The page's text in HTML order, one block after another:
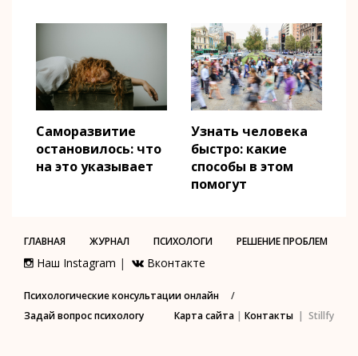
Саморазвитие
остановилось: что
на это указывает
Узнать человека
быстро: какие
способы в этом
помогут
ГЛАВНАЯ ЖУРНАЛ ПСИХОЛОГИ РЕШЕНИЕ ПРОБЛЕМ
Наш Instagram | Вконтакте
Психологические консультации онлайн
/
Задай вопрос психологу
Карта сайта | Контакты | Stillfy